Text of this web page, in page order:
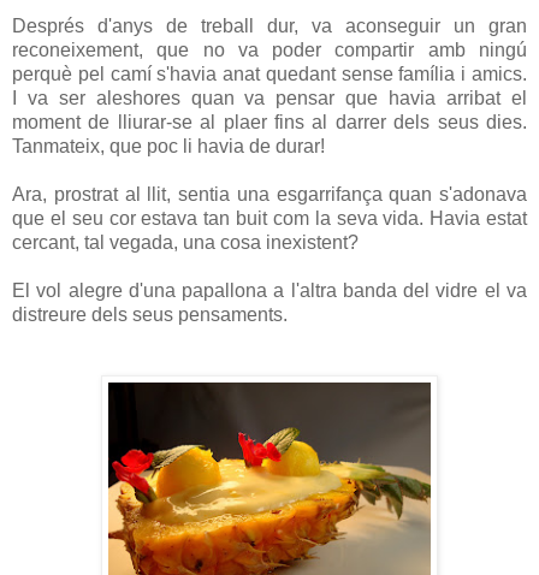
Després d'anys de treball dur, va aconseguir un gran
reconeixement, que no va poder compartir amb ningú
perquè pel camí s'havia anat quedant sense família i amics.
I va ser aleshores quan va pensar que havia arribat el
moment de lliurar-se al plaer fins al darrer dels seus dies.
Tanmateix, que poc li havia de durar!
Ara, prostrat al llit, sentia una esgarrifança quan s'adonava
que el seu cor estava tan buit com la seva vida. Havia estat
cercant, tal vegada, una cosa inexistent?
El vol alegre d'una papallona a l'altra banda del vidre el va
distreure dels seus pensaments.